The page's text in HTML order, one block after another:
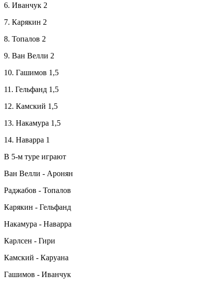
6. Иванчук 2
7. Карякин 2
8. Топалов 2
9. Ван Велли 2
10. Гашимов 1,5
11. Гельфанд 1,5
12. Камский 1,5
13. Накамура 1,5
14. Наварра 1
В 5-м туре играют
Ван Велли - Аронян
Раджабов - Топалов
Карякин - Гельфанд
Накамура - Наварра
Карлсен - Гири
Камский - Каруана
Гашимов - Иванчук